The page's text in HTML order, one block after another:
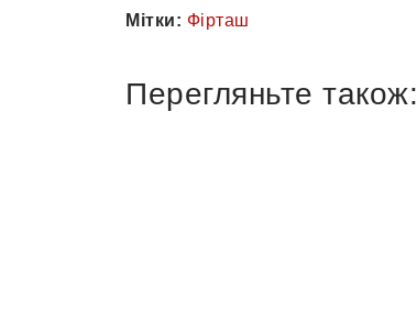
Мітки: Фірташ
Перегляньте також: